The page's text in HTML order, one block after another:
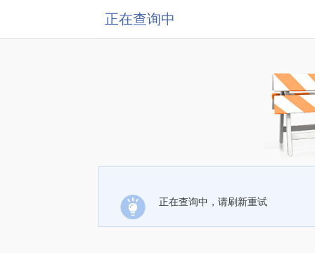
正在查询中
正在查询中，请刷新重试